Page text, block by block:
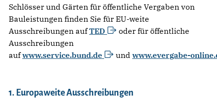
Schlösser und Gärten für öffentliche Vergaben von
Bauleistungen finden Sie für EU-weite
Ausschreibungen aufTED
oder für öffentliche
Ausschreibungen
aufwww.service.bund.de und www.evergabe-
1. Europaweite Ausschreibungen